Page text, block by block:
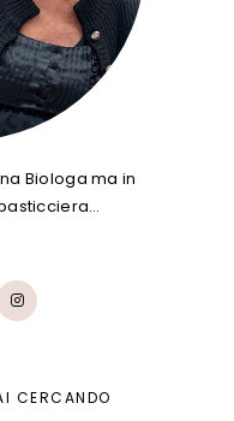
Biologa ma in
CERCANDO